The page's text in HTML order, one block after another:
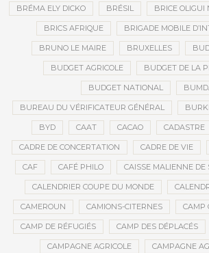
BRÉMA ELY DICKO BRÉSIL BRICE OLIGUI
BRICS AFRIQUE BRIGADE MOBILE
BRUNO LE MAIRE BRUXELLES
BUDGET AGRICOLE BUDGET DE LA
BUDGET NATIONAL
BUREAU DU VÉRIFICATEUR GÉNÉRAL
BYD CAAT CACAO CADASTRE
CADRE DE CONCERTATION CADRE DE VIE
CAF CAFÉ PHILO CAISSE MALIENNE DE
CALENDRIER COUPE DU MONDE
CAMEROUN CAMIONS-CITERNES CAMP
CAMP DE RÉFUGIÉS CAMP DES DÉPLACÉS
CAMPAGNE AGRICOLE CAMPAGNE